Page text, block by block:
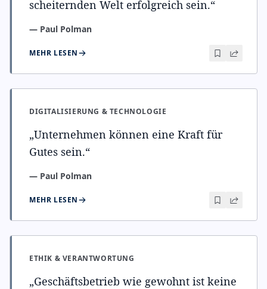
scheiternden Welt erfolgreich sein.“
— Paul Polman
MEHR LESEN
DIGITALISIERUNG & TECHNOLOGIE
„Unternehmen können eine Kraft für
Gutes sein.“
— Paul Polman
MEHR LESEN
ETHIK & VERANTWORTUNG
„Geschäftsbetrieb wie gewohnt ist keine